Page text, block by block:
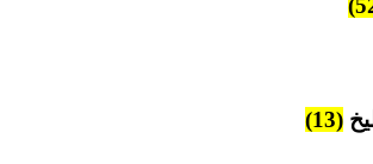
(13)